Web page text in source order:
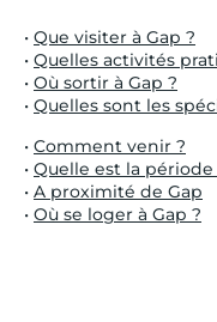
• Que visiter à Gap ?
• Quelles activités
• Où sortir à Gap ?
• Quelles sont les
• Comment venir ?
• Quelle est la période
• A proximité de Gap
• Où se loger à Gap ?